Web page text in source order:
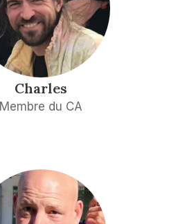
Charles
Membre du CA